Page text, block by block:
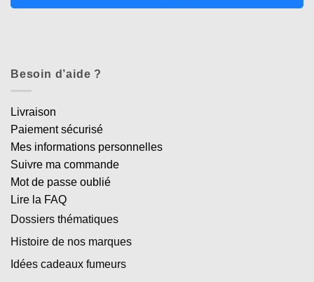
Besoin d’aide ?
Livraison
Paiement sécurisé
Mes informations personnelles
Suivre ma commande
Mot de passe oublié
Lire la FAQ
Dossiers thématiques
Histoire de nos marques
Idées cadeaux fumeurs
Appliquer les filtres